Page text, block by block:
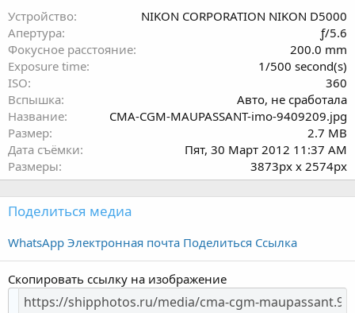
з
ё
з
Устройство
NIKON CORPORATION NIKON D5000
Апертура
ƒ/5.6
Фокусное расстояние
200.0 mm
Exposure time
1/500 second(s)
ISO
360
Вспышка
Авто, не сработала
Название
CMA-CGM-MAUPASSANT-imo-9409209.jpg
Размер
2.7 MB
Дата съёмки
Пят, 30 Март 2012 11:37 AM
Размеры
3873px x 2574px
Поделиться медиа
WhatsApp Электронная почта Поделиться Ссылка
Скопировать ссылку на изображение